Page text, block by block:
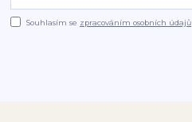
Souhlasím se zpracováním osobních údajů